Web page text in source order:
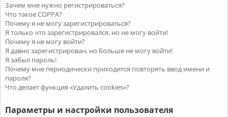
к
и
и
е
н
та
ц
и
я
Зачем мне нужно регистрироваться?
Что такое COPPA?
Почему я не могу зарегистрироваться?
Я только что зарегистрировался, но не могу войти!
Почему я не могу войти?
Я давно зарегистрирован, но больше не могу войти!
Я забыл пароль!
Почему мне периодически приходится повторять ввод имени и
пароля?
Что делает функция «Удалить cookies»?
Параметры и настройки пользователя